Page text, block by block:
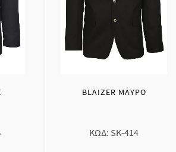
BLAIZER ΜΑΥΡΟ
ΚΩΔ: SK-414